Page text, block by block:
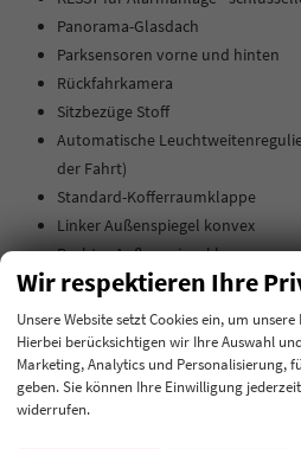
Panorama-Glasdach
Parksensoren vorne und hinten
Rückfahrkamera
Sitzbezüge Stoff
Automatische
der Fahrt)
Standard-Kofferraumklappe
Linker Außenspiegel konvex
Rechter Außenspiegel konvex
Matrix-LED-Scheinwerfer
LED-Rückleuchten, animierter
Kajam 17" schwarz poliert mit
Radkappe mittig
Stoßfänger in Wagenfarbe
Wir respektieren Ihre
Unsere Website setzt Cookies ein, um
Hierbei berücksichtigen wir Ihre Auswahl
Marketing, Analytics und Personalisierung,
geben. Sie können Ihre Einwilligung
widerrufen.